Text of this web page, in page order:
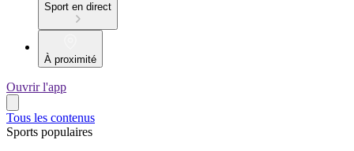
Sport en direct
À proximité
Ouvrir l'app
Tous les contenus
Sports populaires